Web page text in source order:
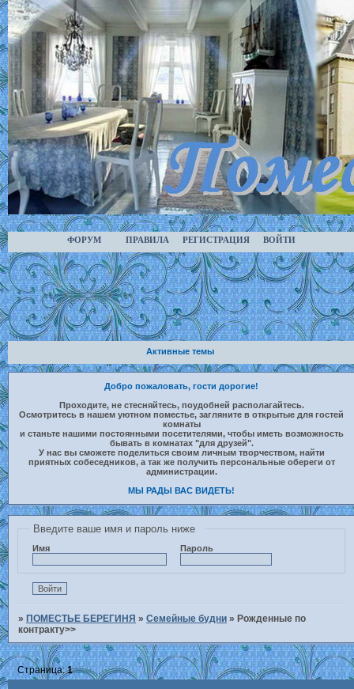
ФОРУМ ПРАВИЛА РЕГИСТРАЦИЯ ВОЙТИ
Активные темы
Добро пожаловать, гости дорогие!
Проходите, не стесняйтесь, поудобней располагайтесь.
Осмотритесь в нашем уютном поместье, загляните в открытые для гостей
комнаты
и станьте нашими постоянными посетителями, чтобы иметь возможность
бывать в комнатах "для друзей".
У нас вы сможете поделиться своим личным творчеством, найти
приятных собеседников, а так же получить персональные обереги от
администрации.
МЫ РАДЫ ВАС ВИДЕТЬ!
Введите ваше имя и пароль ниже
Имя Пароль
»ПОМЕСТЬЕ БЕРЕГИНЯ »Семейные будни »Рожденные по
контракту>>
Страница:1